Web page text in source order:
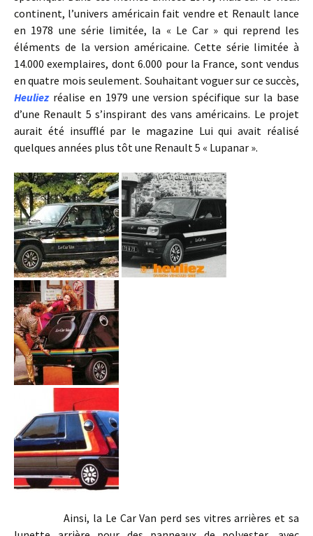
continent, l’univers américain fait vendre et Renault lance
en 1978 une série limitée, la « Le Car » qui reprend les
éléments de la version américaine. Cette série limitée à
14.000 exemplaires, dont 6.000 pour la France, sont vendus
en quatre mois seulement. Souhaitant voguer sur ce succès,
Heuliez réalise en 1979 une version spécifique sur la base
d’une Renault 5 s’inspirant des vans américains. Le projet
aurait été insufflé par le magazine Lui qui avait réalisé
quelques années plus tôt une Renault 5 « Lupanar ».
Ainsi, la Le Car Van perd ses vitres arrières et sa